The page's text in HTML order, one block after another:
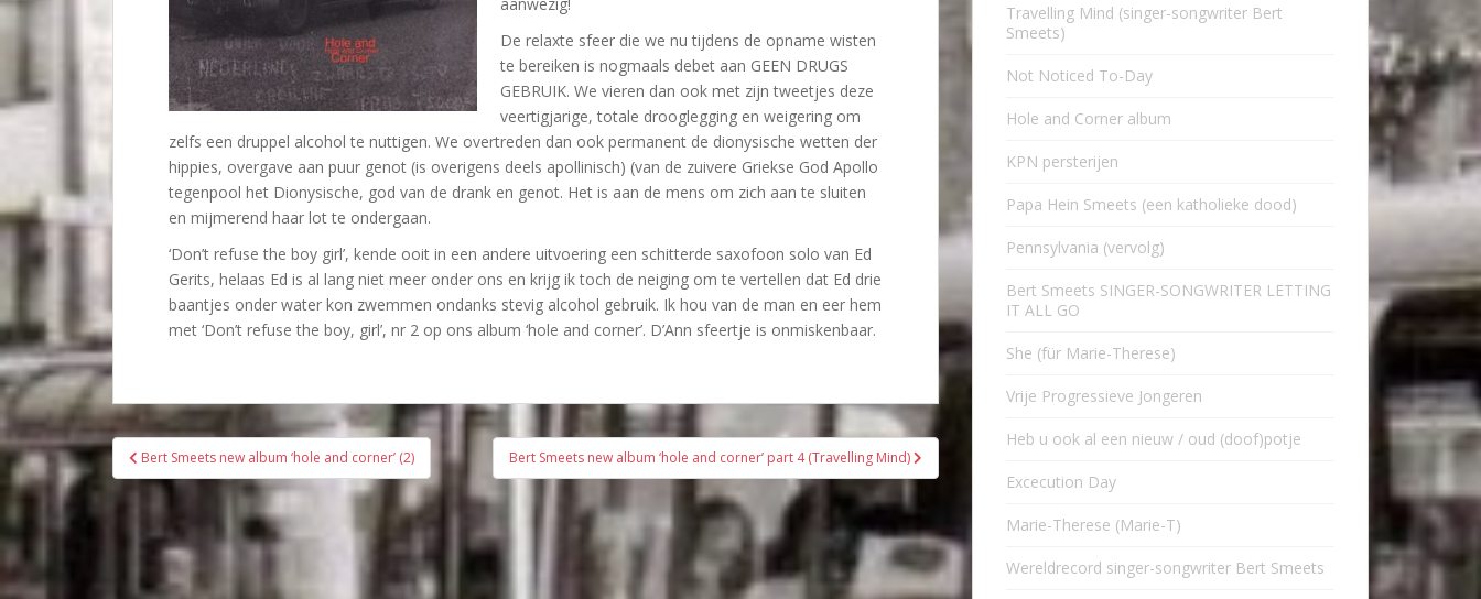
De relaxte sfeer die we nu tijdens de opname wisten
te bereiken is nogmaals debet aan GEEN DRUGS
GEBRUIK. We vieren dan ook met zijn tweetjes deze
veertigjarige, totale drooglegging en weigering om
zelfs een druppel alcohol te nuttigen. We overtreden dan ook permanent de dionysische wetten der
hippies, overgave aan puur genot (is overigens deels apollinisch) (van de zuivere Griekse God Apollo
tegenpool het Dionysische, god van de drank en genot. Het is aan de mens om zich aan te sluiten
en mijmerend haar lot te ondergaan.
‘Don’t refuse the boy girl’, kende ooit in een andere uitvoering een schitterde saxofoon solo van Ed
Gerits, helaas Ed is al lang niet meer onder ons en krijg ik toch de neiging om te vertellen dat Ed drie
baantjes onder water kon zwemmen ondanks stevig alcohol gebruik. Ik hou van de man en eer hem
met ‘Don’t refuse the boy, girl’, nr 2 op ons album ‘hole and corner’. D’Ann sfeertje is onmiskenbaar.
Bericht
navigatie
Bert Smeets new album ‘hole and corner’ (2) Bert Smeets new album ‘hole and corner’ part 4 (Travelling Mind)
Travelling Mind (singer-songwriter Bert
Smeets)
Not Noticed To-Day
Hole and Corner album
KPN persterijen
Papa Hein Smeets (een katholieke dood)
Pennsylvania (vervolg)
Bert Smeets SINGER-SONGWRITER LETTING
IT ALL GO
She (für Marie-Therese)
Vrije Progressieve Jongeren
Heb u ook al een nieuw / oud (doof)potje
Excecution Day
Marie-Therese (Marie-T)
Wereldrecord singer-songwriter Bert Smeets